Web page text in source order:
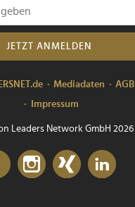
JETZT ANMELDEN
Mediadaten AGB
Impressum
Leaders Network GmbH 2026